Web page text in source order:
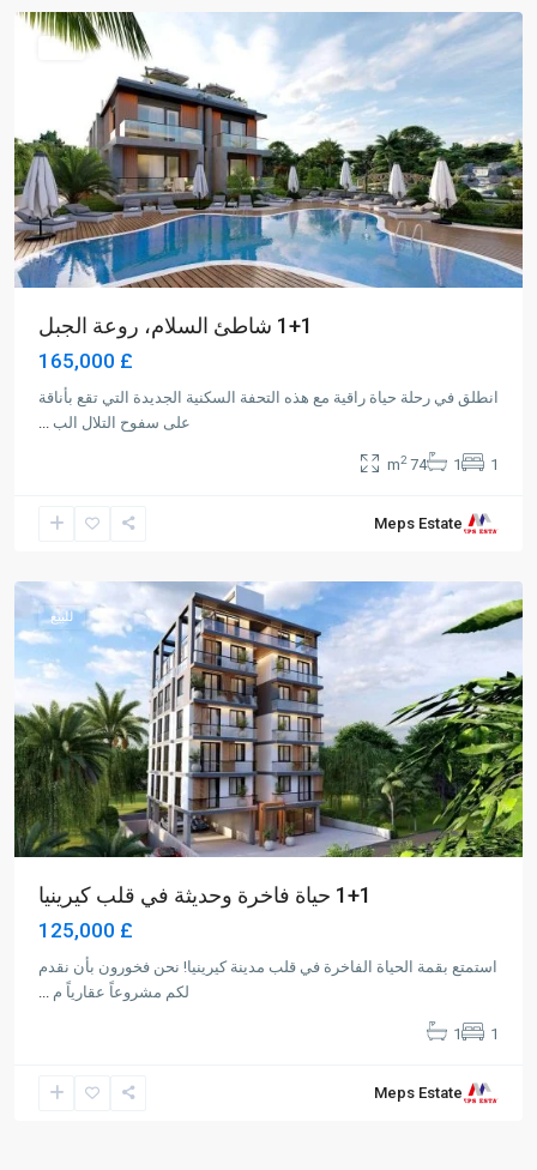
للبيع
1+1 شاطئ السلام، روعة الجبل
£ 165,000
انطلق في رحلة حياة راقية مع هذه التحفة السكنية الجديدة التي تقع بأناقة
على سفوح التلال الب
1
1
74 m
2
Meps EstateKarakum,
للبيع
1+1 حياة فاخرة وحديثة في قلب كيرينيا
£ 125,000
استمتع بقمة الحياة الفاخرة في قلب مدينة كيرينيا! نحن فخورون بأن نقدم
لكم مشروعاً عقارياً م
1
1
Meps Estate